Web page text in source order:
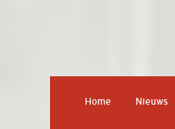
Home Nieuws